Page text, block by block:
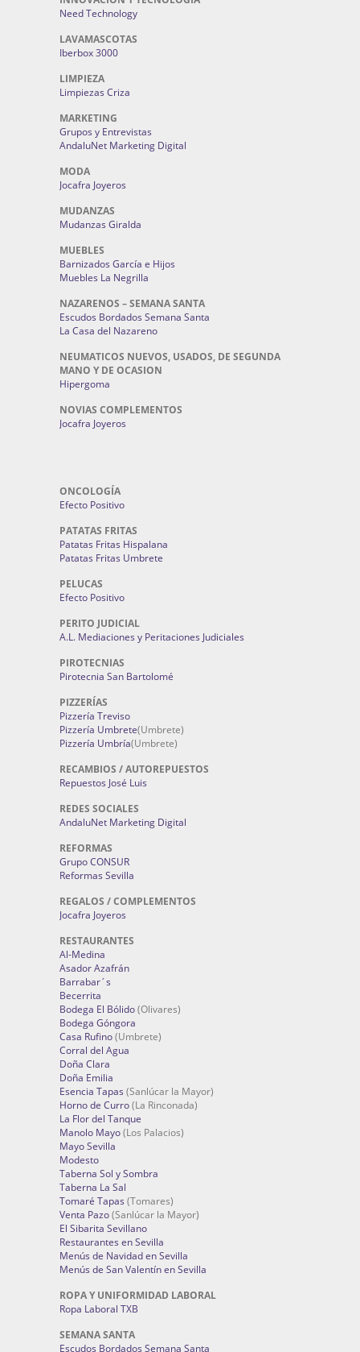
Need Technology
LAVAMASCOTAS
Iberbox 3000
LIMPIEZA
Limpiezas Criza
MARKETING
Grupos y Entrevistas
AndaluNet Marketing Digital
MODA
Jocafra Joyeros
MUDANZAS
Mudanzas Giralda
MUEBLES
Barnizados García e Hijos
Muebles La Negrilla
NAZARENOS – SEMANA SANTA
Escudos Bordados Semana Santa
La Casa del Nazareno
NEUMATICOS NUEVOS, USADOS, DE SEGUNDA
MANO Y DE OCASION
Hipergoma
NOVIAS COMPLEMENTOS
Jocafra Joyeros
ONCOLOGÍA
Efecto Positivo
PATATAS FRITAS
Patatas Fritas Hispalana
Patatas Fritas Umbrete
PELUCAS
Efecto Positivo
PERITO JUDICIAL
A.L. Mediaciones y Peritaciones Judiciales
PIROTECNIAS
Pirotecnia San Bartolomé
PIZZERÍAS
Pizzería Treviso
Pizzería Umbrete(Umbrete)
Pizzería Umbría(Umbrete)
RECAMBIOS / AUTOREPUESTOS
Repuestos José Luis
REDES SOCIALES
AndaluNet Marketing Digital
REFORMAS
Grupo CONSUR
Reformas Sevilla
REGALOS / COMPLEMENTOS
Jocafra Joyeros
RESTAURANTES
Al-Medina
Asador Azafrán
Barrabar´s
Becerrita
Bodega El Bólido(Olivares)
Bodega Góngora
Casa Rufino(Umbrete)
Corral del Agua
Doña Clara
Doña Emilia
Esencia Tapas (Sanlúcar la Mayor)
Horno de Curro(La Rinconada)
La Flor del Tanque
Manolo Mayo(Los Palacios)
Mayo Sevilla
Modesto
Taberna Sol y Sombra
Taberna La Sal
Tomaré Tapas (Tomares)
Venta Pazo(Sanlúcar la Mayor)
El Sibarita Sevillano
Restaurantes en Sevilla
Menús de Navidad en Sevilla
Menús de San Valentín en Sevilla
ROPA Y UNIFORMIDAD LABORAL
Ropa Laboral TXB
SEMANA SANTA
Escudos Bordados Semana Santa